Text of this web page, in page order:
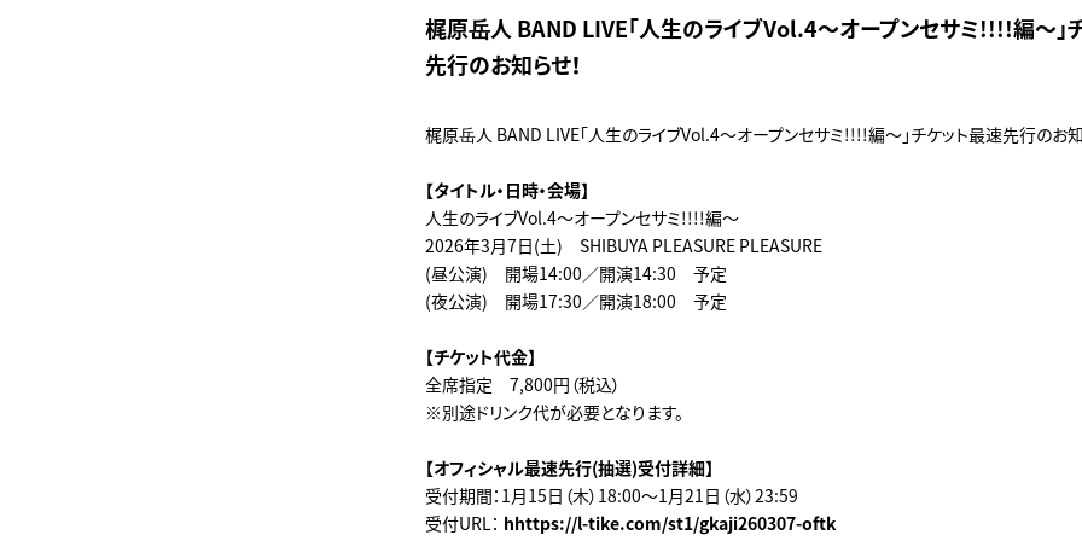
梶原岳人 BAND LIVE「人生のライブVol.4～オープンセサミ!!!!編～」
先行のお知らせ！
梶原岳人 BAND LIVE「人生のライブVol.4～オープンセサミ!!!!編～」チケット最速先行のお知
【タイトル・日時・会場】
人生のライブVol.4～オープンセサミ!!!!編～
2026年3月7日(土) SHIBUYA PLEASURE PLEASURE
(昼公演) 開場14:00／開演14:30 予定
(夜公演) 開場17:30／開演18:00 予定
【チケット代金】
全席指定 7,800円（税込）
※別途ドリンク代が必要となります。
【オフィシャル最速先行(抽選)受付詳細】
受付期間：1月15日（木）18:00～1月21日（水）23:59
受付URL： hhttps://l-tike.com/st1/gkaji260307-oftk